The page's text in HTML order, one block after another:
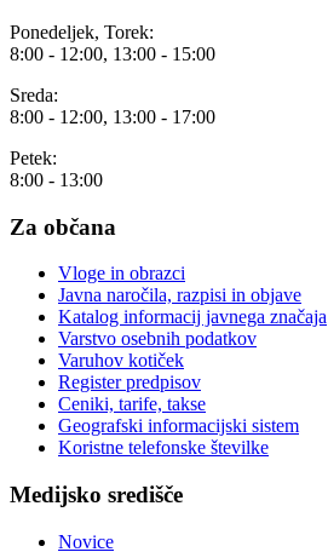
Ponedeljek, Torek:
8:00 - 12:00, 13:00 - 15:00
Sreda:
8:00 - 12:00, 13:00 - 17:00
Petek:
8:00 - 13:00
Za občana
Vloge in obrazci
Javna naročila, razpisi in objave
Katalog informacij javnega značaja
Varstvo osebnih podatkov
Varuhov kotiček
Register predpisov
Ceniki, tarife, takse
Geografski informacijski sistem
Koristne telefonske številke
Medijsko središče
Novice